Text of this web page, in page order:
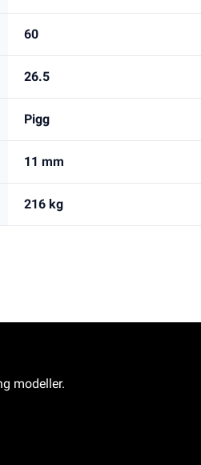
60
26.5
Pigg
11 mm
216 kg
modeller.